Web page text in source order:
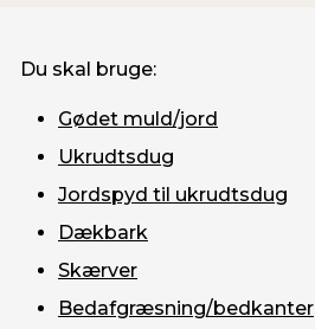
Du skal bruge:
Gødet muld/jord
Ukrudtsdug
Jordspyd til ukrudtsdug
Dækbark
Skærver
Bedafgræsning/bedkanter